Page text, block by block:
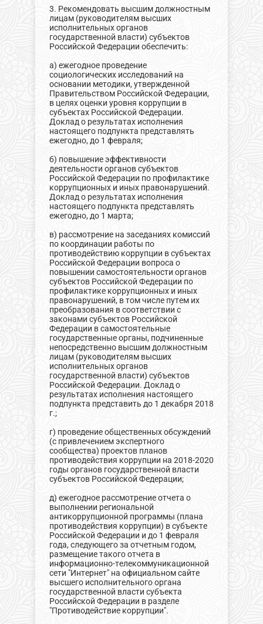
3. Рекомендовать высшим должностным
лицам (руководителям высших
исполнительных органов
государственной власти) субъектов
Российской Федерации обеспечить:
а) ежегодное проведение
социологических исследований на
основании методики, утвержденной
Правительством Российской Федерации,
в целях оценки уровня коррупции в
субъектах Российской Федерации.
Доклад о результатах исполнения
настоящего подпункта представлять
ежегодно, до 1 февраля;
б) повышение эффективности
деятельности органов субъектов
Российской Федерации по профилактике
коррупционных и иных правонарушений.
Доклад о результатах исполнения
настоящего подпункта представлять
ежегодно, до 1 марта;
в) рассмотрение на заседаниях комиссий
по координации работы по
противодействию коррупции в субъектах
Российской Федерации вопроса о
повышении самостоятельности органов
субъектов Российской Федерации по
профилактике коррупционных и иных
правонарушений, в том числе путем их
преобразования в соответствии с
законами субъектов Российской
Федерации в самостоятельные
государственные органы, подчиненные
непосредственно высшим должностным
лицам (руководителям высших
исполнительных органов
государственной власти) субъектов
Российской Федерации. Доклад о
результатах исполнения настоящего
подпункта представить до 1 декабря 2018
г.;
г) проведение общественных обсуждений
(с привлечением экспертного
сообщества) проектов планов
противодействия коррупции на 2018-2020
годы органов государственной власти
субъектов Российской Федерации;
д) ежегодное рассмотрение отчета о
выполнении региональной
антикоррупционной программы (плана
противодействия коррупции) в субъекте
Российской Федерации и до 1 февраля
года, следующего за отчетным годом,
размещение такого отчета в
информационно-телекоммуникационной
сети "Интернет" на официальном сайте
высшего исполнительного органа
государственной власти субъекта
Российской Федерации в разделе
"Противодействие коррупции".